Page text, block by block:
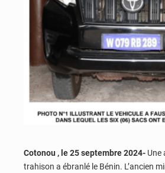
Cotonou , le 25 septembre 2024- Une
trahison a ébranlé le Bénin. L’ancien